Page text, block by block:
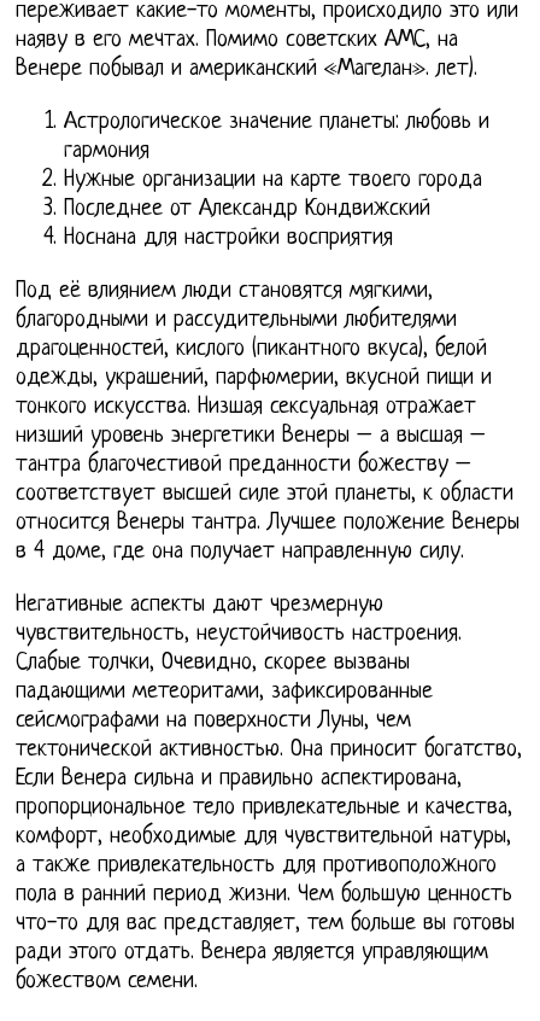
переживает какие-то моменты, происходило это или
наяву в его мечтах. Помимо советских АМС, на
Венере побывал и американский «Магелан». лет).
Астрологическое значение планеты: любовь и
гармония
Нужные организации на карте твоего города
Последнее от Александр Кондвижский
Носнана для настройки восприятия
Под её влиянием люди становятся мягкими,
благородными и рассудительными любителями
драгоценностей, кислого (пикантного вкуса), белой
одежды, украшений, парфюмерии, вкусной пищи и
тонкого искусства. Низшая сексуальная отражает
низший уровень энергетики Венеры – а высшая –
тантра благочестивой преданности божеству –
соответствует высшей силе этой планеты, к области
относится Венеры тантра. Лучшее положение Венеры
в 4 доме, где она получает направленную силу.
Негативные аспекты дают чрезмерную
чувствительность, неустойчивость настроения.
Слабые толчки, Очевидно, скорее вызваны
падающими метеоритами, зафиксированные
сейсмографами на поверхности Луны, чем
тектонической активностью. Она приносит богатство,
Если Венера сильна и правильно аспектирована,
пропорциональное тело привлекательные и качества,
комфорт, необходимые для чувствительной натуры,
а также привлекательность для противоположного
пола в ранний период жизни. Чем большую ценность
что-то для вас представляет, тем больше вы готовы
ради этого отдать. Венера является управляющим
божеством семени.